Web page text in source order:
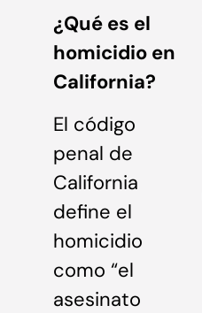
¿Qué es el
homicidio en
California?
El código
penal de
California
define el
homicidio
como “el
asesinato